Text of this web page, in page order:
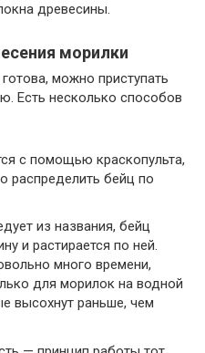
древесины.
морилки
можно приступать
Есть несколько способов
с помощью краскопульта,
распределить бейц по
из названия, бейц
и растирается по ней.
много времени,
для морилок на водной
высохнут раньше, чем